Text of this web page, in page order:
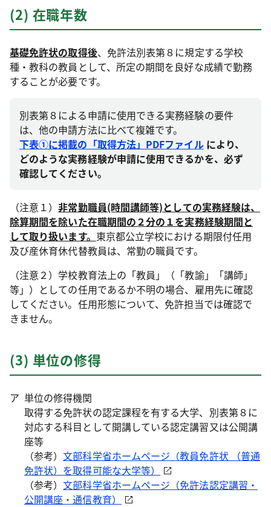
(2) 在職年数
基礎免許状の取得後、免許法別表第８に規定する学校
種・教科の教員として、所定の期間を良好な成績で勤務
することが必要です。
別表第８による申請に使用できる実務経験の要件
は、他の申請方法に比べて複雑です。
下表①に掲載の「取得方法」PDFファイルにより、
どのような実務経験が申請に使用できるかを、必ず
確認してください。
（注意１）非常勤職員(時間講師等)としての実務経験は、
除算期間を除いた在職期間の２分の１を実務経験期間と
して取り扱います。 東京都公立学校における期限付任用
及び産休育休代替教員は、常勤の職員です。
（注意２）学校教育法上の「教員」（「教諭」「講師」
等」）としての任用であるか不明の場合、雇用先に確認
してください。任用形態について、免許担当では確認で
きません。
(3) 単位の修得
単位の修得機関
取得する免許状の認定課程を有する大学、別表第８に
対応する科目として開講している認定講習又は公開講
座等
（参考）文部科学省ホームページ（教員免許状 （普通
免許状）を取得可能な大学等）
（参考）文部科学省ホームページ（免許法認定講習・
公開講座・通信教育）